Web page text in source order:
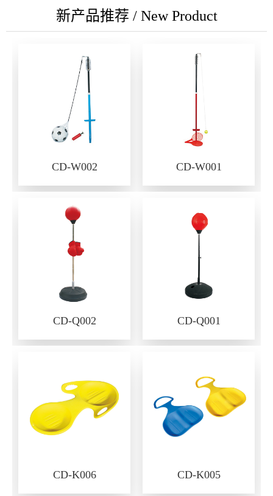
新产品推荐 / New Product
CD-W002 CD-W001
CD-Q002 CD-Q001
CD-K006 CD-K005